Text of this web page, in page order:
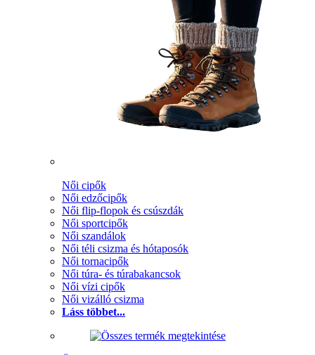
Női cipők
Női edzőcipők
Női flip-flopok és csúszdák
Női sportcipők
Női szandálok
Női téli csizma és hótaposók
Női tornacipők
Női túra- és túrabakancsok
Női vízi cipők
Női vizálló csizma
Láss többet...